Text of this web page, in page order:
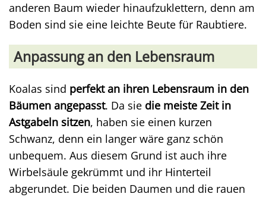
anderen Baum wieder hinaufzuklettern, denn am
Boden sind sie eine leichte Beute für Raubtiere.
Anpassung an den Lebensraum
Koalas sind perfekt an ihren Lebensraum in den
Bäumen angepasst. Da sie die meiste Zeit in
Astgabeln sitzen, haben sie einen kurzen
Schwanz, denn ein langer wäre ganz schön
unbequem. Aus diesem Grund ist auch ihre
Wirbelsäule gekrümmt und ihr Hinterteil
abgerundet. Die beiden Daumen und die rauen